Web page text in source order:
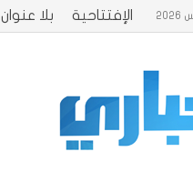
الإفتتاحية بلا عنوان